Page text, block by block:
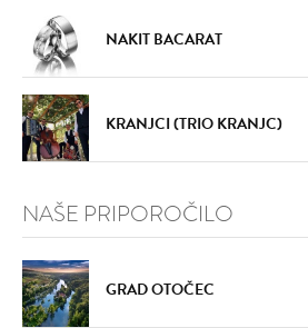
NAKIT BACARAT
KRANJCI (TRIO KRANJC)
NAŠE PRIPOROČILO
GRAD OTOČEC